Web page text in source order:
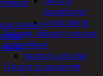
kuppiharjat
Upotusterät
Telineet, tikkaat, työtasot
ja tarvikkeet
Vaunut ja pöydät
Työasut ja suojaimet
astiat